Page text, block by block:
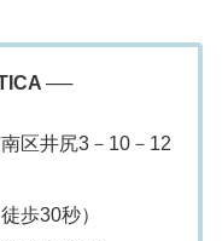
──
区井尻3－10－12
歩30秒）